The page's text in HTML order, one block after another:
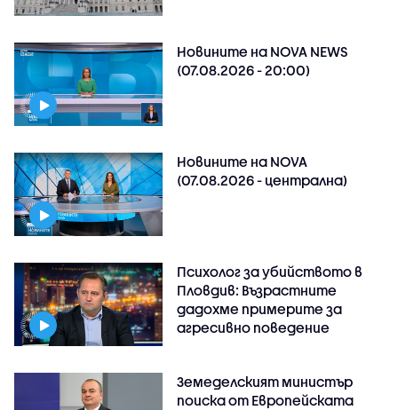
Новините на NOVA NEWS
(07.08.2026 - 20:00)
Новините на NOVA
(07.08.2026 - централна)
Психолог за убийството в
Пловдив: Възрастните
дадохме примерите за
агресивно поведение
Земеделският министър
поиска от Европейската